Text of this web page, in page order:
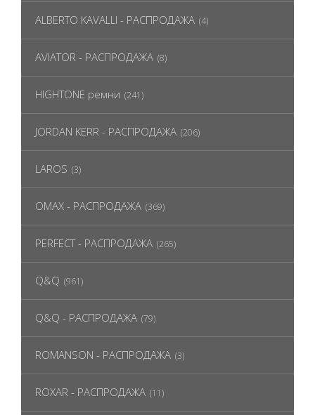
ALBERTO KAVALLI - РАСПРОДАЖА (4)
AVIATOR - РАСПРОДАЖА (8)
HIGHTONE ремни (241)
JORDAN KERR - РАСПРОДАЖА (206)
LAROS (3)
OMAX - РАСПРОДАЖА (369)
PERFECT - РАСПРОДАЖА (265)
Q&Q (961)
Q&Q - РАСПРОДАЖА (79)
ROMANSON - РАСПРОДАЖА (3)
ROXAR - РАСПРОДАЖА (11)